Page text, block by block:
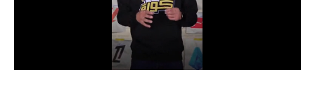
دوري أبطال إفريقيا